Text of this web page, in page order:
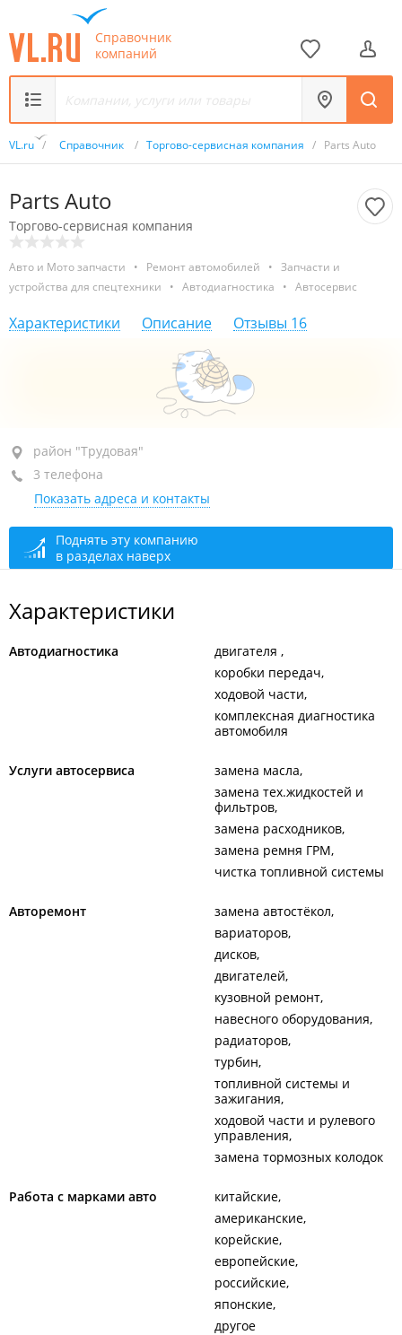
Справочник
компаний
VL.ru / Справочник / Торгово-сервисная компания / Parts Auto
Parts Auto
Торгово-сервисная компания
Авто и Мото запчасти • Ремонт автомобилей • Запчасти и
устройства для спецтехники
• Автодиагностика • Автосервис
Характеристики Описание Отзывы 16
район "Трудовая", ул. Коммунаров, 21 стр. 5
1-й этаж
+7 (423) 275-74-16
+7 914 705-74-16
+7 (423) 267-62-22
район "Трудовая"
3 телефона
Показать адреса и контакты
Поднять эту компанию
в разделах наверх
Характеристики
Автодиагностика
двигателя
коробки передач
ходовой части
комплексная диагностика
автомобиля
Услуги автосервиса
замена масла
замена тех.жидкостей и
фильтров
замена расходников
замена ремня ГРМ
чистка топливной системы
Авторемонт
замена автостёкол
вариаторов
дисков
двигателей
кузовной ремонт
навесного оборудования
радиаторов
турбин
топливной системы и
зажигания
ходовой части и рулевого
управления
замена тормозных колодок
Работа с марками авто
китайские
американские
корейские
европейские
российские
японские
другое